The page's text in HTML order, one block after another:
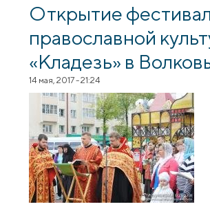
Открытие
православной
«Кладезь» в
14 мая, 2017 - 21:24